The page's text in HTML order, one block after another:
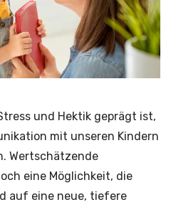
und Hektik geprägt ist,
mit unseren Kindern
Wertschätzende
eine Möglichkeit, die
auf eine neue, tiefere